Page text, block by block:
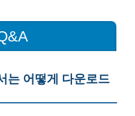
는 어떻게 다운로드